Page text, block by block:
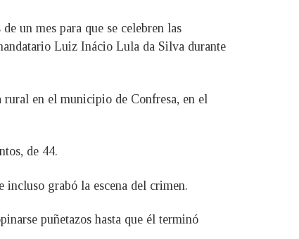
un mes para que se celebren las
Luiz Inácio Lula da Silva durante
en el municipio de Confresa, en el
de 44.
incluso grabó la escena del crimen.
puñetazos hasta que él terminó